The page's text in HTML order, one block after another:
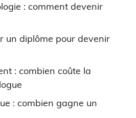
: comment devenir
un diplôme pour devenir
: combien coûte la
: combien gagne un